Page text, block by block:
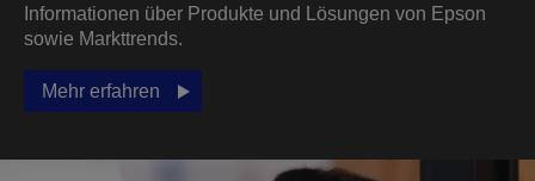
Informationen über Produkte und Lösungen von Epson
sowie Markttrends.
Mehr erfahren